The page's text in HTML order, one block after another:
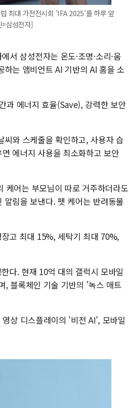
최대 가전전시회 'IFA 2025'를 하루 앞
삼성전자]
서 삼성전자는 온도·조명·소리·움
는 앰비언트 AI 기반의 AI 홈을 소
과 에너지 효율(Save), 강력한 보안
와 스케줄을 확인하고, 사용자 습
에너지 사용을 최소화하고 보안
어는 부모님이 따로 거주하더라도
림을 보낸다. 펫 케어는 반려동물
고 최대 15%, 세탁기 최대 70%,
다. 현재 10억 대의 갤럭시 모바일
, 블록체인 기술 기반의 '녹스 매트
상 디스플레이의 '비전 AI', 모바일